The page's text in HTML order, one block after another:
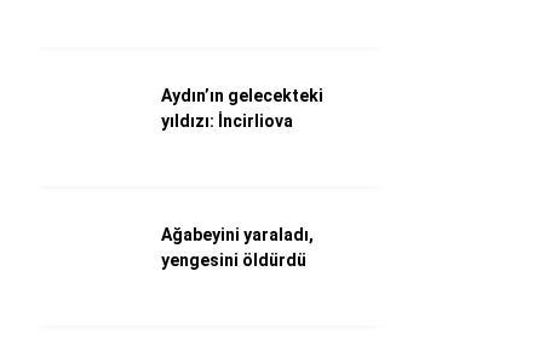
Aydın nöbetçi eczaneler
Aydın Sinema salonları
Künye
Nöbetçi Eczaneler
Aydın’ın gelecekteki
yıldızı: İncirliova
Ağabeyini yaraladı,
yengesini öldürdü